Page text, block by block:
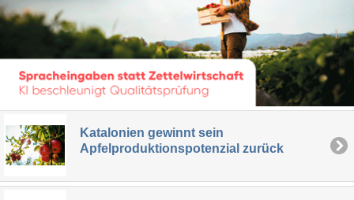
Katalonien gewinnt sein
Apfelproduktionspotenzial zurück